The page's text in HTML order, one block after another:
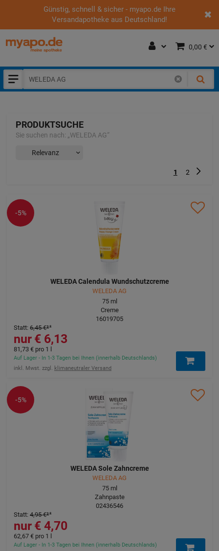
Günstig, schnell & sicher - myapo.de Ihre
Versandapotheke aus Deutschland!
0,00 €
PRODUKTSUCHE
Sie suchen nach: „WELEDA AG“
1 2
WELEDA Calendula Wundschutzcreme
WELEDA AG
75ml
Creme
16019705
6,13 €
Statt: 6,45 €³
Auf Lager - In 1-3 Tagen bei Ihnen (innerhalb Deutschlands)
inkl. Mwst. zzgl. klimaneutraler Versand
81,73 € pro 1 l
-5%
WELEDA Sole Zahncreme
WELEDA AG
75ml
Zahnpaste
02436546
4,70 €
Statt: 4,95 €³
Auf Lager - In 1-3 Tagen bei Ihnen (innerhalb Deutschlands)
62,67 € pro 1 l
-5%